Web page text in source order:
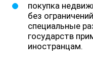
покупка
без
специальные
государств
иностранцам.